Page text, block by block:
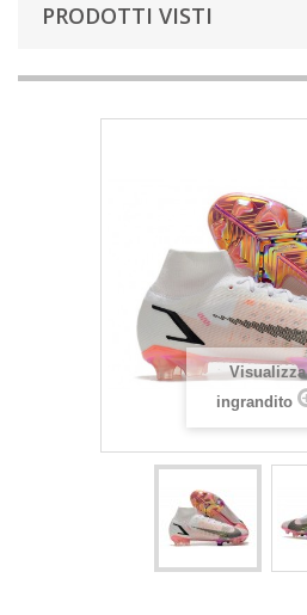
PRODOTTI VISTI
Visualizza
ingrandito